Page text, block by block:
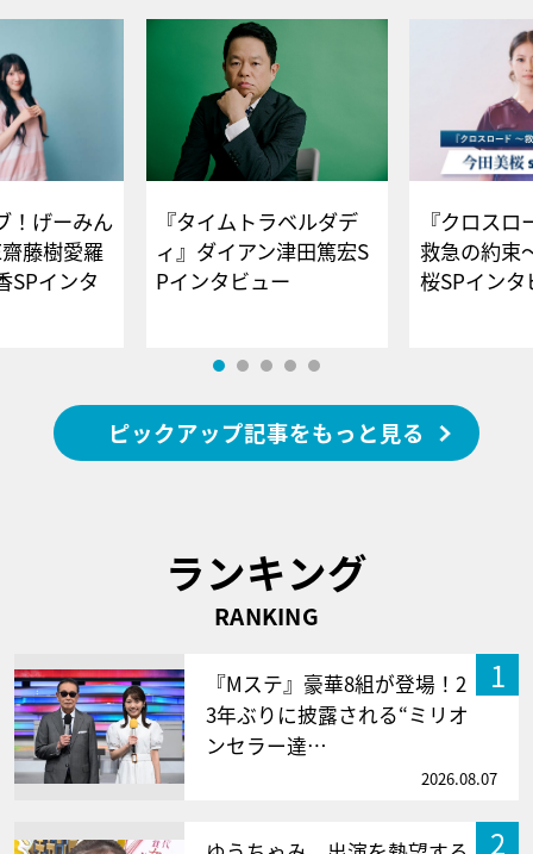
！げーみん
藤樹愛羅
SPインタ
『タイムトラベルダデ
ィ』ダイアン津田篤宏S
Pインタビュー
『クロス
救急の約束
桜SPイ
ピックアップ記事をもっと見る
ランキング
RANKING
1
『Mステ』豪華8組が登場！2
3年ぶりに披露される“ミリオ
ンセラー達…
2026.08.07
2